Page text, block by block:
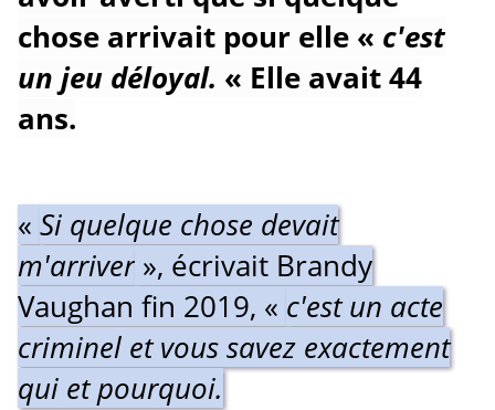
chose arrivait pour elle « c'est
un jeu déloyal. « Elle avait 44
ans.
« Si quelque chose devait
m'arriver », écrivait Brandy
Vaughan fin 2019, « c'est un acte
criminel et vous savez exactement
qui et pourquoi.